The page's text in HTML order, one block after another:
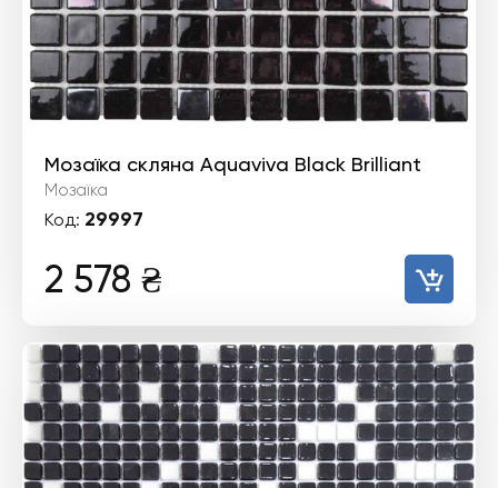
Мозаїка скляна Aquaviva Black Brilliant
Мозаїка
Код: 29997
2 578 ₴